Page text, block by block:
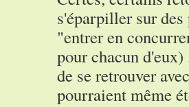
s'éparpiller sur
"entrer en
pour chacun
de se retrouver
pourraient même